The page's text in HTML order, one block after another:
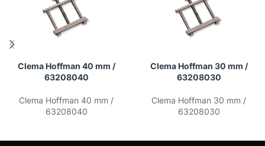
Clema Hoffman 40 mm /
63208040
Clema Hoffman 40 mm /
63208040
Clema Hoffman 30 mm /
63208030
Clema Hoffman 30 mm /
63208030